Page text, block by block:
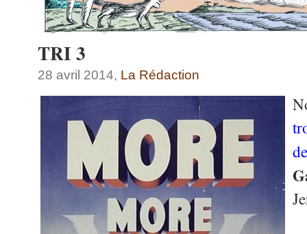
TRI 3
28 avril 2014, La Rédaction